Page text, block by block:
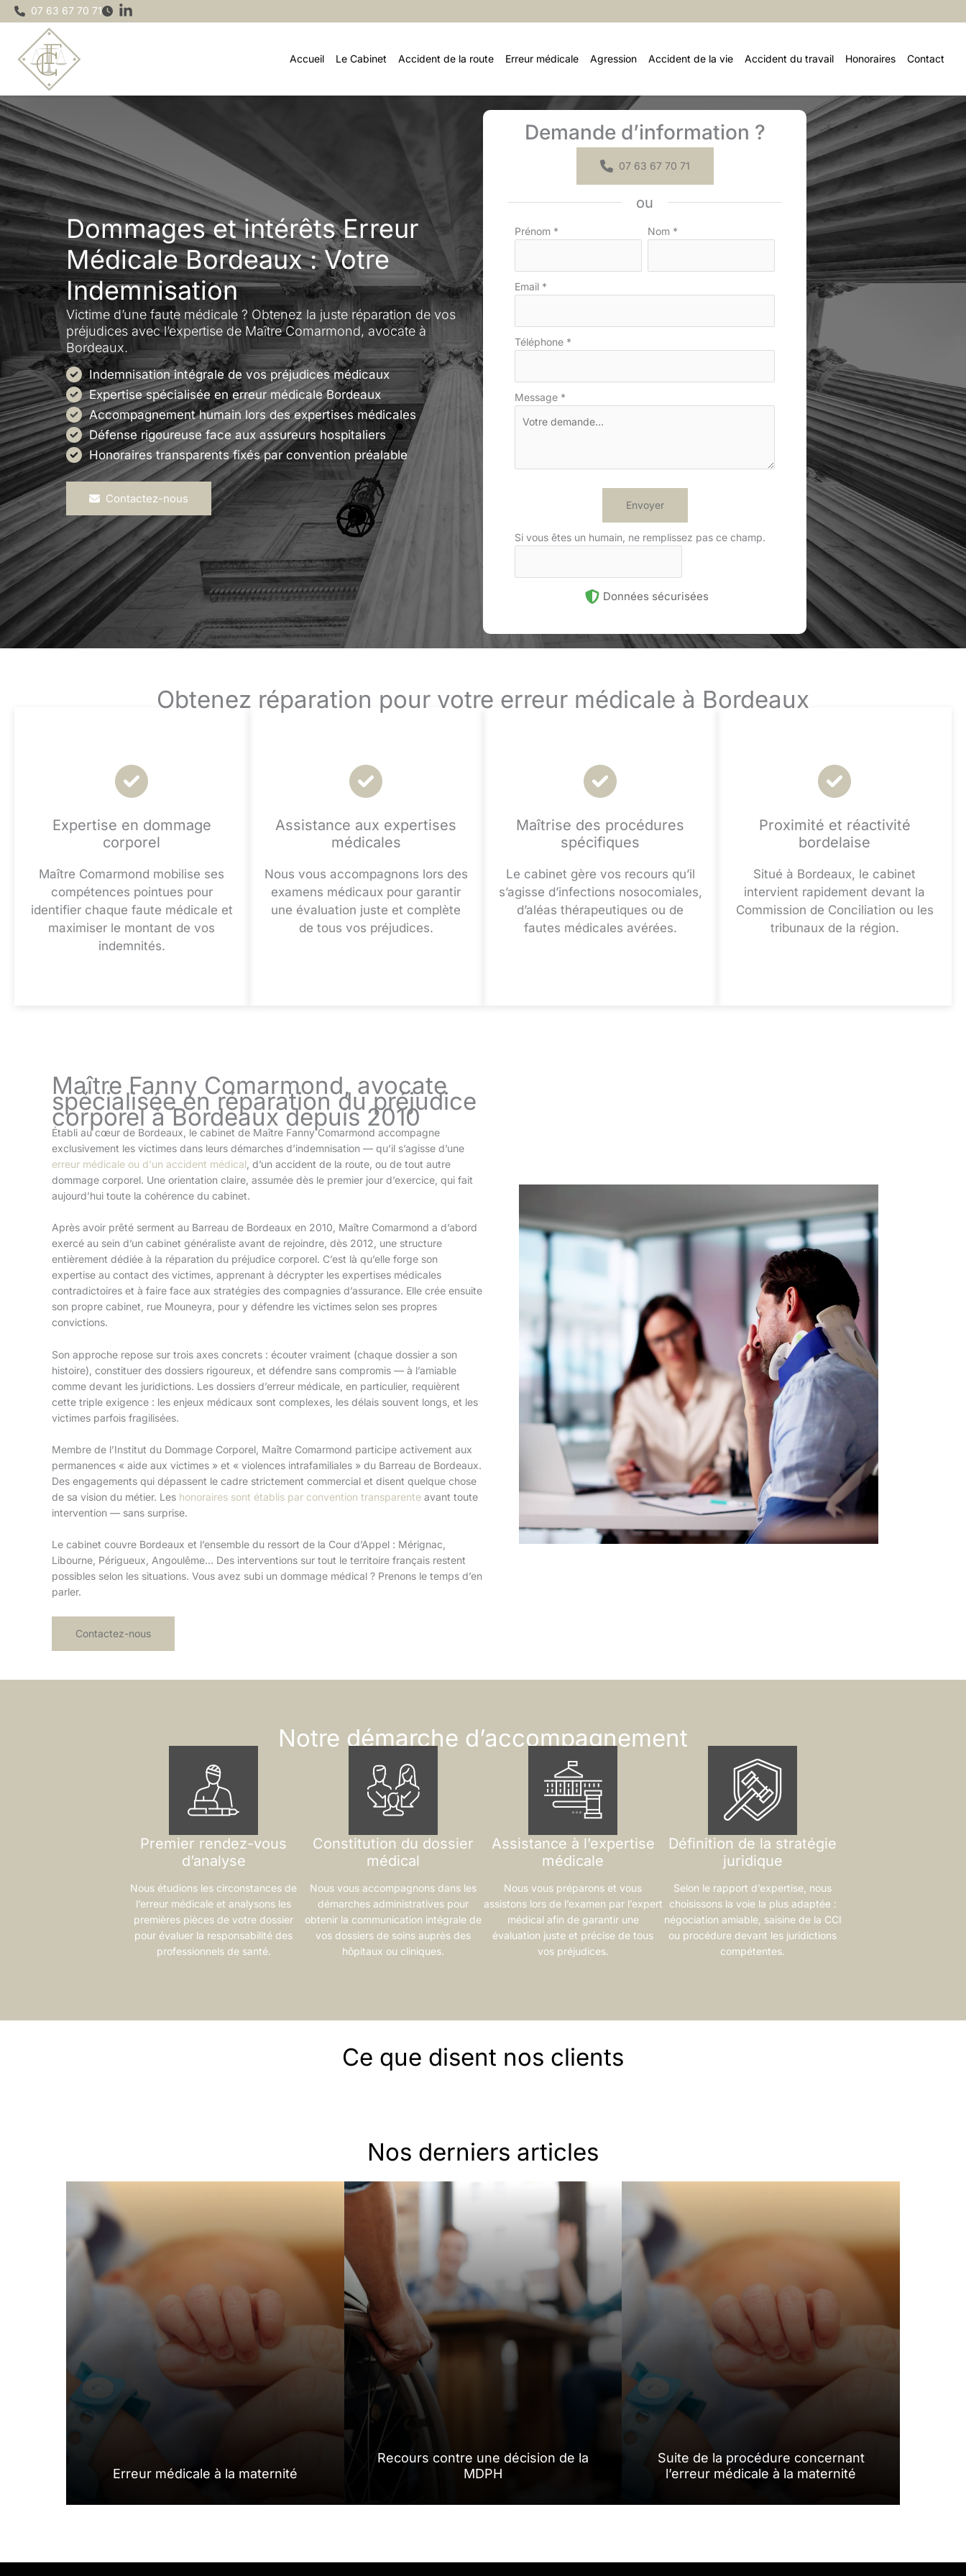
Aller
au
contenu
07 63 67 70 71
Accueil Le Cabinet Accident de la route Erreur médicale Agression Accident de la vie Accident du travail Honoraires Contact
Dommages et intérêts Erreur
Médicale Bordeaux : Votre
Indemnisation
Victime d’une faute médicale ? Obtenez la juste réparation de vos
préjudices avec l’expertise de Maître Comarmond, avocate à
Bordeaux.
Indemnisation intégrale de vos préjudices médicaux
Expertise spécialisée en erreur médicale Bordeaux
Accompagnement humain lors des expertises médicales
Défense rigoureuse face aux assureurs hospitaliers
Honoraires transparents fixés par convention préalable
Contactez-nous
Demande d’information ?
07 63 67 70 71
ou
Formulaire
Prénom * Nom *
Email *
Téléphone *
Message *
Envoyer
Si vous êtes un humain, ne remplissez pas ce champ.
Données sécurisées
Obtenez réparation pour votre erreur médicale à Bordeaux
Expertise en dommage
corporel
Maître Comarmond mobilise ses
compétences pointues pour
identifier chaque faute médicale et
maximiser le montant de vos
indemnités.
Assistance aux expertises
médicales
Nous vous accompagnons lors des
examens médicaux pour garantir
une évaluation juste et complète
de tous vos préjudices.
Maîtrise des procédures
spécifiques
Le cabinet gère vos recours qu’il
s’agisse d’infections nosocomiales,
d’aléas thérapeutiques ou de
fautes médicales avérées.
Proximité et réactivité
bordelaise
Situé à Bordeaux, le cabinet
intervient rapidement devant la
Commission de Conciliation ou les
tribunaux de la région.
Maître Fanny Comarmond, avocate
spécialisée en réparation du préjudice
corporel à Bordeaux depuis 2010
Établi au cœur de Bordeaux, le cabinet de Maître Fanny Comarmond accompagne
exclusivement les victimes dans leurs démarches d’indemnisation — qu’il s’agisse d’une
erreur médicale ou d'un accident médical , d’un accident de la route, ou de tout autre
dommage corporel. Une orientation claire, assumée dès le premier jour d’exercice, qui fait
aujourd’hui toute la cohérence du cabinet.
Après avoir prêté serment au Barreau de Bordeaux en 2010, Maître Comarmond a d’abord
exercé au sein d’un cabinet généraliste avant de rejoindre, dès 2012, une structure
entièrement dédiée à la réparation du préjudice corporel. C’est là qu’elle forge son
expertise au contact des victimes, apprenant à décrypter les expertises médicales
contradictoires et à faire face aux stratégies des compagnies d’assurance. Elle crée ensuite
son propre cabinet, rue Mouneyra, pour y défendre les victimes selon ses propres
convictions.
Son approche repose sur trois axes concrets : écouter vraiment (chaque dossier a son
histoire), constituer des dossiers rigoureux, et défendre sans compromis — à l’amiable
comme devant les juridictions. Les dossiers d’erreur médicale, en particulier, requièrent
cette triple exigence : les enjeux médicaux sont complexes, les délais souvent longs, et les
victimes parfois fragilisées.
Membre de l’Institut du Dommage Corporel, Maître Comarmond participe activement aux
permanences « aide aux victimes » et « violences intrafamiliales » du Barreau de Bordeaux.
Des engagements qui dépassent le cadre strictement commercial et disent quelque chose
de sa vision du métier. Les honoraires sont établis par convention transparente avant toute
intervention — sans surprise.
Le cabinet couvre Bordeaux et l’ensemble du ressort de la Cour d’Appel : Mérignac,
Libourne, Périgueux, Angoulême… Des interventions sur tout le territoire français restent
possibles selon les situations. Vous avez subi un dommage médical ? Prenons le temps d’en
parler.
Contactez-nous
Notre démarche d’accompagnement
Premier rendez-vous
d’analyse
Nous étudions les circonstances de
l’erreur médicale et analysons les
premières pièces de votre dossier
pour évaluer la responsabilité des
professionnels de santé.
Constitution du dossier
médical
Nous vous accompagnons dans les
démarches administratives pour
obtenir la communication intégrale de
vos dossiers de soins auprès des
hôpitaux ou cliniques.
Assistance à l’expertise
médicale
Nous vous préparons et vous
assistons lors de l’examen par l’expert
médical afin de garantir une
évaluation juste et précise de tous
vos préjudices.
Définition de la stratégie
juridique
Selon le rapport d’expertise, nous
choisissons la voie la plus adaptée :
négociation amiable, saisine de la CCI
ou procédure devant les juridictions
compétentes.
Ce que disent nos clients
Nos derniers articles
Erreur médicale à la maternité
Recours contre une décision de la
MDPH
Suite de la procédure concernant
l’erreur médicale à la maternité